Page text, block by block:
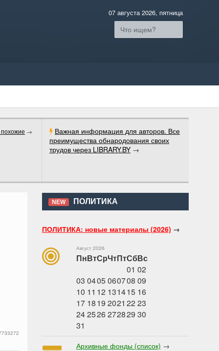
07 августа 2026, пятница
Важная информация для авторов. Все
преимущества обнародования своих
трудов через LIBRARY.BY →
→
NEW ПОЛИТИКА
ПОЛИТИКА: новые материалы (2026) →
Август 2026
ПнВтСрЧтПтСбВс
01 02
03 0405060708 09
10 11 12 131415 16
17 1819 2021 22 23
242526272829 30
31
Архивные фонды (список) →